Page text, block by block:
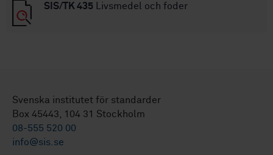
SIS/TK 435 Livsmedel och foder
Svenska institutet för standarder
Box 45443, 104 31 Stockholm
08-555 520 00
info@sis.se